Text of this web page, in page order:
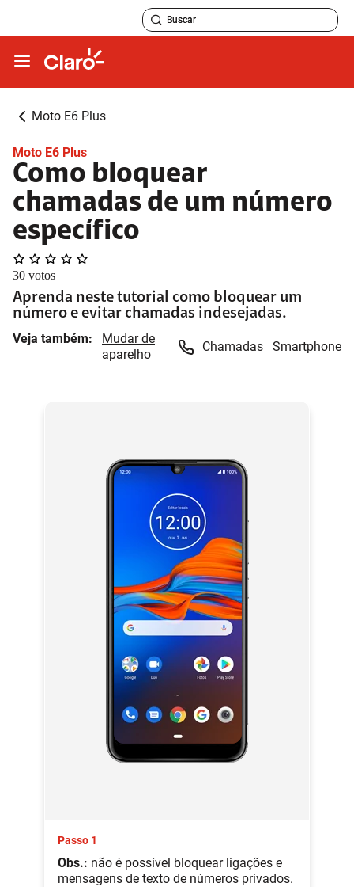
Moto E6 Plus
Moto E6 Plus
Como bloquear
chamadas de um número
específico
30 votos
Aprenda neste tutorial como bloquear um
número e evitar chamadas indesejadas.
Veja também:
Mudar de
aparelho
Chamadas Smartphone
Passo 1
Obs.: não é possível bloquear ligações e
mensagens de texto de números privados.